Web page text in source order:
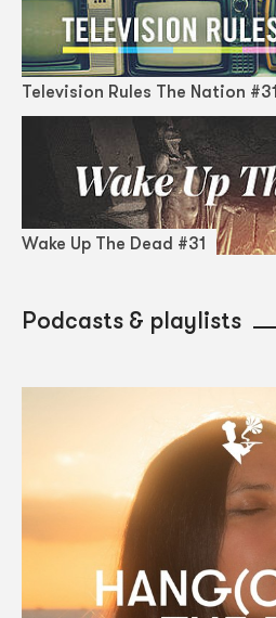
Television Rules The Nation #31
Wake Up The Dead #31
Podcasts & playlists